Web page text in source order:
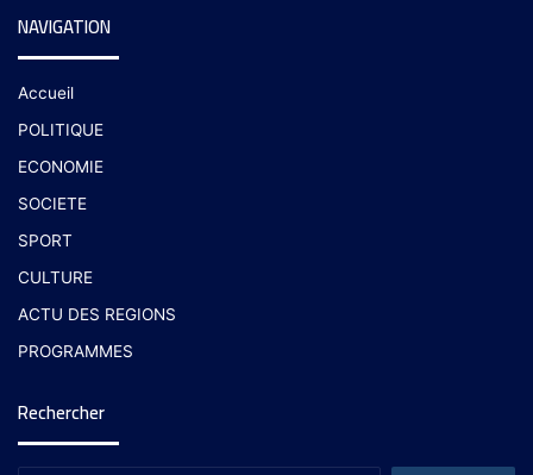
NAVIGATION
Accueil
POLITIQUE
ECONOMIE
SOCIETE
SPORT
CULTURE
ACTU DES REGIONS
PROGRAMMES
Rechercher